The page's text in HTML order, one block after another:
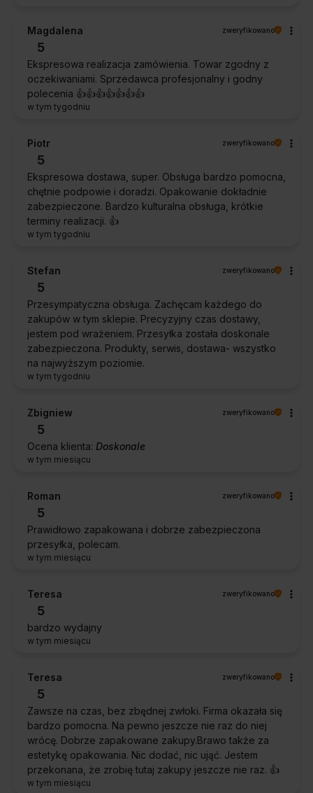
Magdalena zweryfikowano
5
Ekspresowa realizacja zamówienia. Towar zgodny z
oczekiwaniami. Sprzedawca profesjonalny i godny
polecenia 👍️👍️👍️👍️👍️👍️👍️
w tym tygodniu
Piotr zweryfikowano
5
Ekspresowa dostawa, super. Obsługa bardzo pomocna,
chętnie podpowie i doradzi. Opakowanie dokładnie
zabezpieczone. Bardzo kulturalna obsługa, krótkie
terminy realizacji. 👍️
w tym tygodniu
Stefan zweryfikowano
5
Przesympatyczna obsługa. Zachęcam każdego do
zakupów w tym sklepie. Precyzyjny czas dostawy,
jestem pod wrażeniem. Przesyłka została doskonale
zabezpieczona. Produkty, serwis, dostawa- wszystko
na najwyższym poziomie.
w tym tygodniu
Zbigniew zweryfikowano
5
Ocena klienta: Doskonale
w tym miesiącu
Roman zweryfikowano
5
Prawidłowo zapakowana i dobrze zabezpieczona
przesyłka, polecam.
w tym miesiącu
Teresa zweryfikowano
5
bardzo wydajny
w tym miesiącu
Teresa zweryfikowano
5
Zawsze na czas, bez zbędnej zwłoki. Firma okazała się
bardzo pomocna. Na pewno jeszcze nie raz do niej
wrócę. Dobrze zapakowane zakupy.Brawo także za
estetykę opakowania. Nic dodać, nic ująć. Jestem
przekonana, że zrobię tutaj zakupy jeszcze nie raz. 👍️
w tym miesiącu